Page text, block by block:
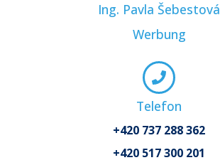
Ing. Pavla Šebestová
Werbung
Telefon
+420 737 288 362
+420 517 300 201